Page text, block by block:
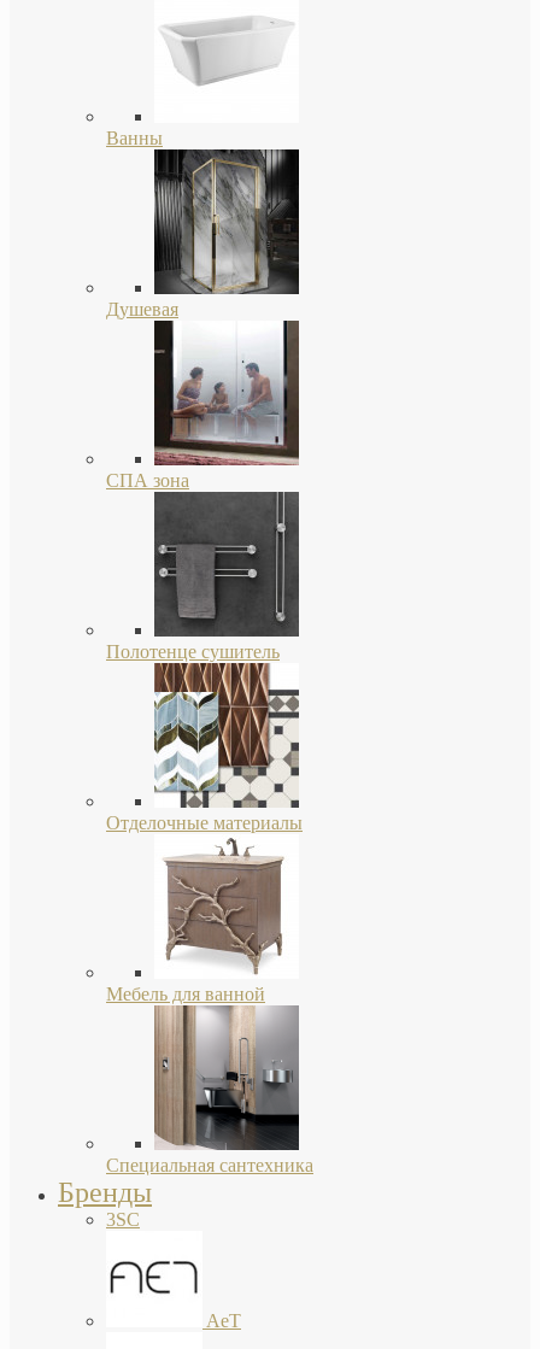
Ванны
Душевая
СПА зона
Полотенце сушитель
Отделочные материалы
Мебель для ванной
Специальная сантехника
Бренды
3SC
AeT